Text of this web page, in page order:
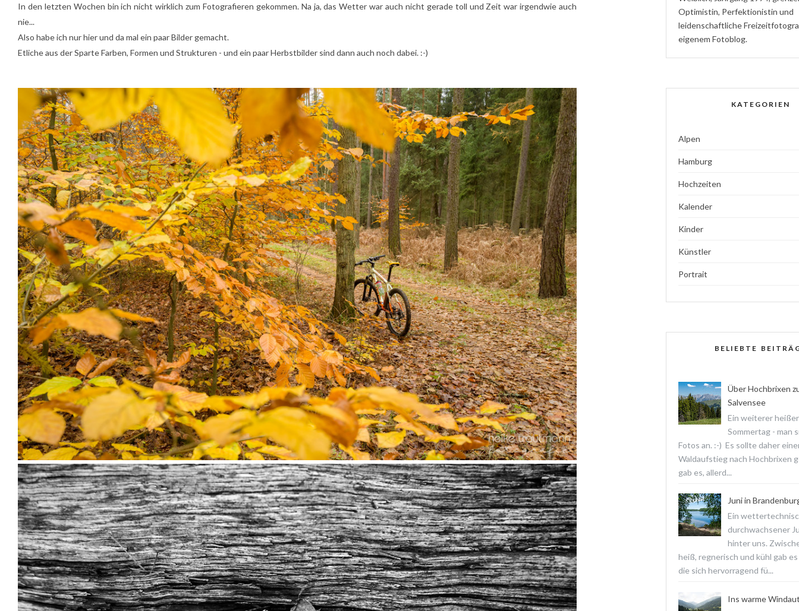
In den letzten Wochen bin ich nicht wirklich zum Fotografieren gekommen. Na ja, das Wetter war auch nicht gerade toll und Zeit war irgendwie auch
nie...
Also habe ich nur hier und da mal ein paar Bilder gemacht.
Etliche aus der Sparte Farben, Formen und Strukturen - und ein paar Herbstbilder sind dann auch noch dabei. :-)
Optimistin, Perfektionistin und
leidenschaftliche
eigenem Fotoblog.
KATEGORIEN
Alpen
Hamburg
Hochzeiten
Kalender
Kinder
Künstler
Portrait
BELIEBTE
Über Hochbrixen
Salvensee
Ein weiterer heißer
Sommertag - man
Fotos an. :-) Es sollte daher
Waldaufstieg nach Hochbrixen
gab es, allerd...
Juni in
Ein
durchwachsener
hinter uns.
heiß, regnerisch und kühl gab es
die sich hervorragend fü...
Ins warme